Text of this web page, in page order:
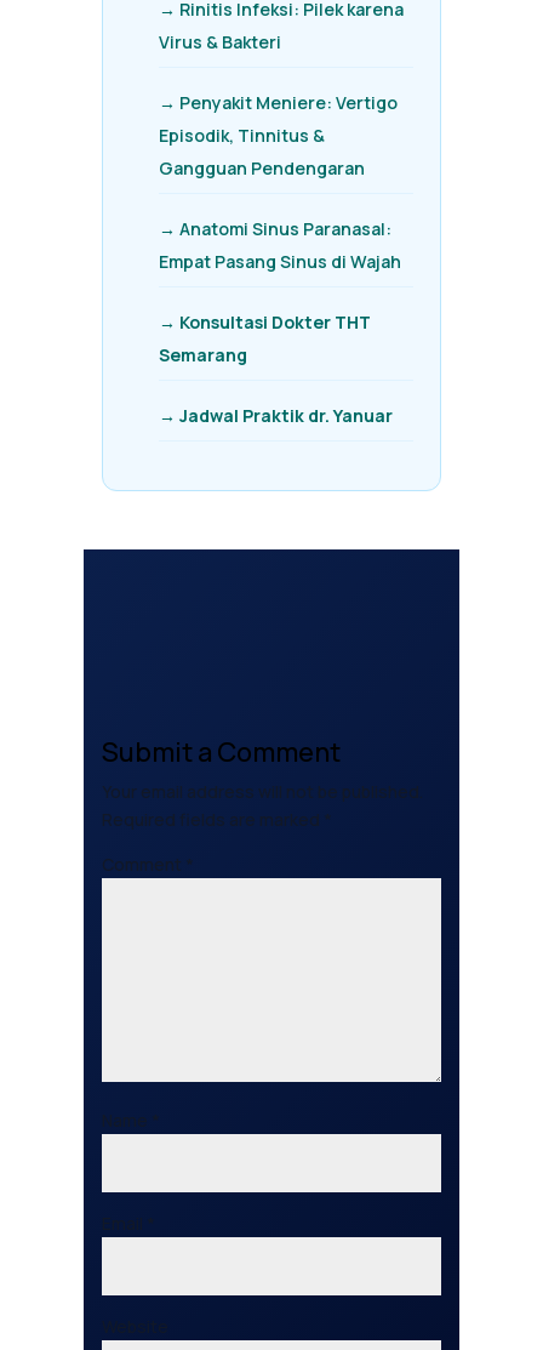
→ Rinitis Infeksi: Pilek karena
Virus & Bakteri
→ Penyakit Meniere: Vertigo
Episodik, Tinnitus &
Gangguan Pendengaran
→ Anatomi Sinus Paranasal:
Empat Pasang Sinus di Wajah
→ Konsultasi Dokter THT
Semarang
→ Jadwal Praktik dr. Yanuar
Submit a Comment
Your email address will not be published.
Required fields are marked *
Comment *
Name